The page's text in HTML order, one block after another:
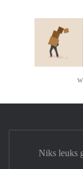
Niks leuks